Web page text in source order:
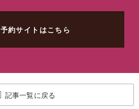
予約サイトはこちら
記事一覧に戻る